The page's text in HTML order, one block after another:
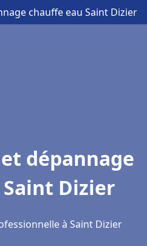
chauffe eau Saint Dizier
dépannage
Dizier
à Saint Dizier